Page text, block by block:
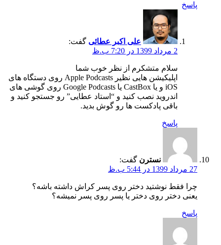
پاسخ
علی اکبر عطائی گفت:
2 مرداد 1399 در 7:20 ب.ظ
سلام متشکرم از نظر خوب شما
اپلیکیشن هایی نظیر Apple Podcasts روی دستگاه های
iOS و یا CastBox یا Google Podcasts روی گوشی های
اندروید نصب کنید و “استاد عطایی” رو جستجو کنید و
باقی پادکست ها رو گوش بدید.
پاسخ
نسترن گفت:
27 مرداد 1399 در 5:44 ب.ظ
چرا فقط نوشتید دختر روی پسر کراش داشته باشه؟
یعنی دختر روی دختر یا پسر روی پسر نمیشه؟
پاسخ